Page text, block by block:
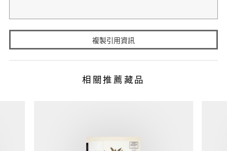
複製引用資訊
相關推薦藏品